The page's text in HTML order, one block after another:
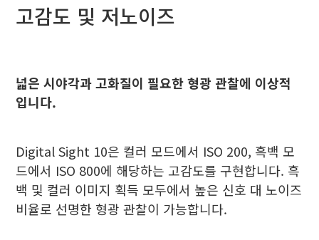
고감도 및 저노이즈
넓은 시야각과 고화질이 필요한 형광 관찰에 이상적
입니다.
Digital Sight 10은 컬러 모드에서 ISO 200, 흑백 모
드에서 ISO 800에 해당하는 고감도를 구현합니다. 흑
백 및 컬러 이미지 획득 모두에서 높은 신호 대 노이즈
비율로 선명한 형광 관찰이 가능합니다.